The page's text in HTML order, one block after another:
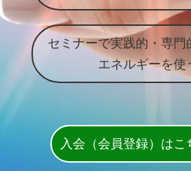
セミナーで実践的・専門
エネルギーを使
入会（会員登録）はこ